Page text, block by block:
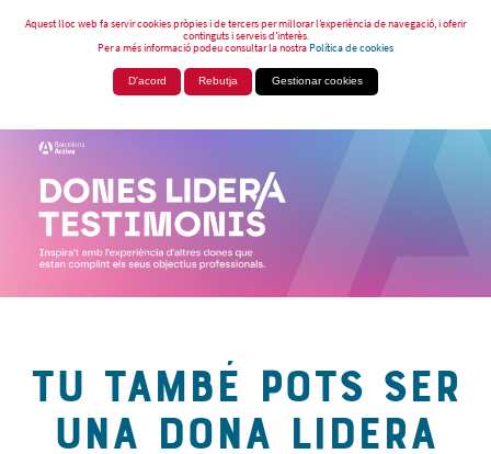
Aquest lloc web fa servir cookies pròpies i de tercers per millorar l’experiència de navegació, i oferir
continguts i serveis d’interès.
Per a més informació podeu consultar la nostraPolítica de cookies
D'acord Rebutja Gestionar cookies
TU TAMBÉ POTS SER
UNA DONA LIDERA